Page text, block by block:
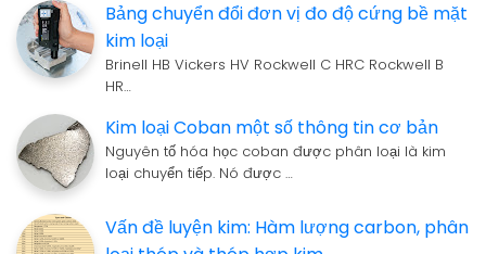
Bảng chuyển đổi đơn vị đo độ cứng bề mặt
kim loại
Brinell HB Vickers HV Rockwell C HRC Rockwell B
HR…
Kim loại Coban một số thông tin cơ bản
Nguyên tố hóa học coban được phân loại là kim
loại chuyển tiếp. Nó được …
Vấn đề luyện kim: Hàm lượng carbon, phân